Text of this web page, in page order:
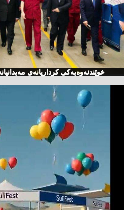
خوێندنەوەیەكی كرداریانەی